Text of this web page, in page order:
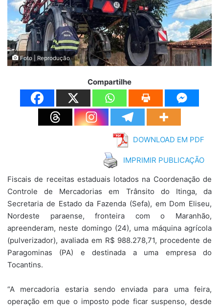
Foto | Reprodução
Compartilhe
DOWNLOAD EM PDF
IMPRIMIR PUBLICAÇÃO
Fiscais de receitas estaduais lotados na Coordenação de
Controle de Mercadorias em Trânsito do Itinga, da
Secretaria de Estado da Fazenda (Sefa), em Dom Eliseu,
Nordeste paraense, fronteira com o Maranhão,
apreenderam, neste domingo (24), uma máquina agrícola
(pulverizador), avaliada em R$ 988.278,71, procedente de
Paragominas (PA) e destinada a uma empresa do
Tocantins.
“A mercadoria estaria sendo enviada para uma feira,
operação em que o imposto pode ficar suspenso, desde